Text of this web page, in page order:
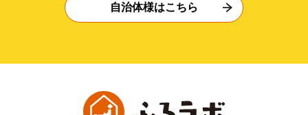
自治体様はこちら